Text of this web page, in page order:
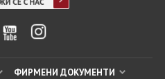
ФИРМЕНИ ДОКУМЕНТИ